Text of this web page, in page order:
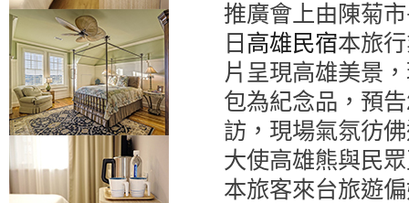
推廣會上由陳菊
日 高雄民宿本旅
片呈現高雄美景
包為紀念品，預
訪，現場氣氛彷
大使高雄熊與民
本旅客來台旅遊